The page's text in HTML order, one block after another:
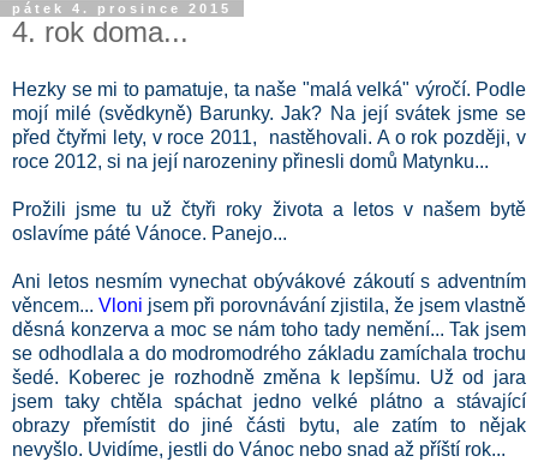
pátek 4. prosince 2015
4. rok doma...
Hezky se mi to pamatuje, ta naše "malá velká" výročí. Podle
mojí milé (svědkyně) Barunky. Jak? Na její svátek jsme se
před čtyřmi lety, v roce 2011, nastěhovali. A o rok později, v
roce 2012, si na její narozeniny přinesli domů Matynku...
Prožili jsme tu už čtyři roky života a letos v našem bytě
oslavíme páté Vánoce. Panejo...
Ani letos nesmím vynechat obývákové zákoutí s adventním
věncem... Vloni jsem při porovnávání zjistila, že jsem vlastně
děsná konzerva a moc se nám toho tady nemění... Tak jsem
se odhodlala a do modromodrého základu zamíchala trochu
šedé. Koberec je rozhodně změna k lepšímu. Už od jara
jsem taky chtěla spáchat jedno velké plátno a stávající
obrazy přemístit do jiné části bytu, ale zatím to nějak
nevyšlo. Uvidíme, jestli do Vánoc nebo snad až příští rok...